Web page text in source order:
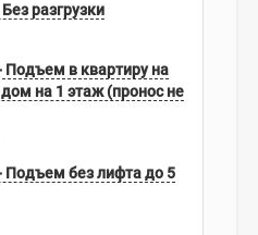
разгрузки
в квартиру на
на 1 этаж (пронос не
Подъем без лифта до 5